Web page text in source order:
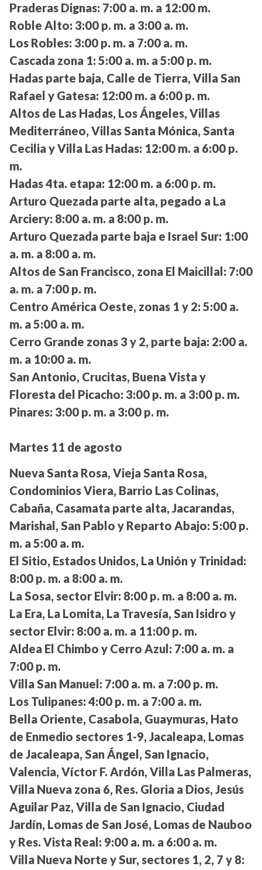
Praderas Dignas: 7:00 a. m. a 12:00 m.
Roble Alto: 3:00 p. m. a 3:00 a. m.
Los Robles: 3:00 p. m. a 7:00 a. m.
Cascada zona 1: 5:00 a. m. a 5:00 p. m.
Hadas parte baja, Calle de Tierra, Villa San
Rafael y Gatesa: 12:00 m. a 6:00 p. m.
Altos de Las Hadas, Los Ángeles, Villas
Mediterráneo, Villas Santa Mónica, Santa
Cecilia y Villa Las Hadas: 12:00 m. a 6:00 p.
m.
Hadas 4ta. etapa: 12:00 m. a 6:00 p. m.
Arturo Quezada parte alta, pegado a La
Arciery: 8:00 a. m. a 8:00 p. m.
Arturo Quezada parte baja e Israel Sur: 1:00
a. m. a 8:00 a. m.
Altos de San Francisco, zona El Maicillal: 7:00
a. m. a 7:00 p. m.
Centro América Oeste, zonas 1 y 2: 5:00 a.
m. a 5:00 a. m.
Cerro Grande zonas 3 y 2, parte baja: 2:00 a.
m. a 10:00 a. m.
San Antonio, Crucitas, Buena Vista y
Floresta del Picacho: 3:00 p. m. a 3:00 p. m.
Pinares: 3:00 p. m. a 3:00 p. m.
Martes 11 de agosto
Nueva Santa Rosa, Vieja Santa Rosa,
Condominios Viera, Barrio Las Colinas,
Cabaña, Casamata parte alta, Jacarandas,
Marishal, San Pablo y Reparto Abajo: 5:00 p.
m. a 5:00 a. m.
El Sitio, Estados Unidos, La Unión y Trinidad:
8:00 p. m. a 8:00 a. m.
La Sosa, sector Elvir: 8:00 p. m. a 8:00 a. m.
La Era, La Lomita, La Travesía, San Isidro y
sector Elvir: 8:00 a. m. a 11:00 p. m.
Aldea El Chimbo y Cerro Azul: 7:00 a. m. a
7:00 p. m.
Villa San Manuel: 7:00 a. m. a 7:00 p. m.
Los Tulipanes: 4:00 p. m. a 7:00 a. m.
Bella Oriente, Casabola, Guaymuras, Hato
de Enmedio sectores 1-9, Jacaleapa, Lomas
de Jacaleapa, San Ángel, San Ignacio,
Valencia, Víctor F. Ardón, Villa Las Palmeras,
Villa Nueva zona 6, Res. Gloria a Dios, Jesús
Aguilar Paz, Villa de San Ignacio, Ciudad
Jardín, Lomas de San José, Lomas de Nauboo
y Res. Vista Real: 9:00 a. m. a 6:00 a. m.
Villa Nueva Norte y Sur, sectores 1, 2, 7 y 8: